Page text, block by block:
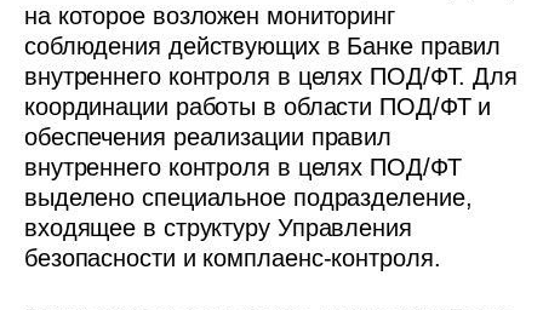
на которое возложен мониторинг
соблюдения действующих в Банке правил
внутреннего контроля в целях ПОД/ФТ. Для
координации работы в области ПОД/ФТ и
обеспечения реализации правил
внутреннего контроля в целях ПОД/ФТ
выделено специальное подразделение,
входящее в структуру Управления
безопасности и комплаенс-контроля.